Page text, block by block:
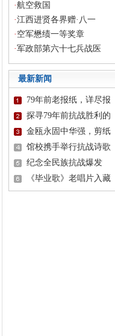
·航空救国
·江西进贤各界赠·八一
· 空军懋绩一等奖章
·军政部第六十七兵战医
最新新闻
79年前老报纸，详尽报
探寻79年前抗战胜利的
金瓯永固中华强，剪纸
馆校携手举行抗战诗歌
纪念全民族抗战爆发
《毕业歌》老唱片入藏